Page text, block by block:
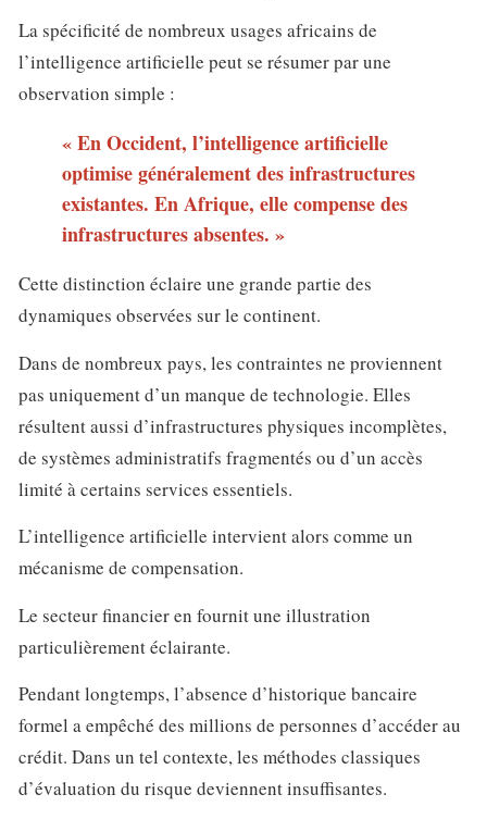
La spécificité de nombreux usages africains de
l’intelligence artificielle peut se résumer par une
observation simple :
« En Occident, l’intelligence artificielle
optimise généralement des infrastructures
existantes. En Afrique, elle compense des
infrastructures absentes. »
Cette distinction éclaire une grande partie des
dynamiques observées sur le continent.
Dans de nombreux pays, les contraintes ne proviennent
pas uniquement d’un manque de technologie. Elles
résultent aussi d’infrastructures physiques incomplètes,
de systèmes administratifs fragmentés ou d’un accès
limité à certains services essentiels.
L’intelligence artificielle intervient alors comme un
mécanisme de compensation.
Le secteur financier en fournit une illustration
particulièrement éclairante.
Pendant longtemps, l’absence d’historique bancaire
formel a empêché des millions de personnes d’accéder au
crédit. Dans un tel contexte, les méthodes classiques
d’évaluation du risque deviennent insuffisantes.